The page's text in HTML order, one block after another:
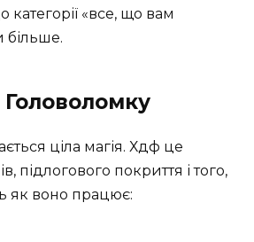
«все, що вам
більше.
ціла магія. Хдф це
підлогового покриття і того,
як воно працює: